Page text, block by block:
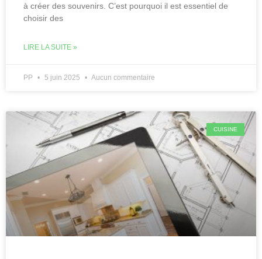
à créer des souvenirs. C’est pourquoi il est essentiel de
choisir des
LIRE LA SUITE »
PP 5 juin 2025 Aucun commentaire
CUISINE